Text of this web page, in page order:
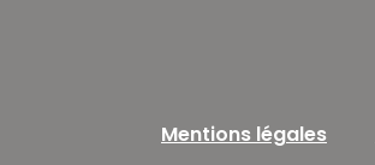
Mentions légales